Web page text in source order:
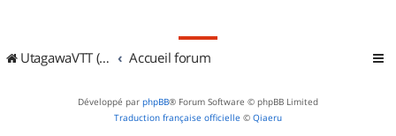
UtagawaVTT (Randos VTT et VTTAE avec traces GPS) Accueil forum
Développé par phpBB® Forum Software © phpBB Limited
Traduction française officielle © Qiaeru